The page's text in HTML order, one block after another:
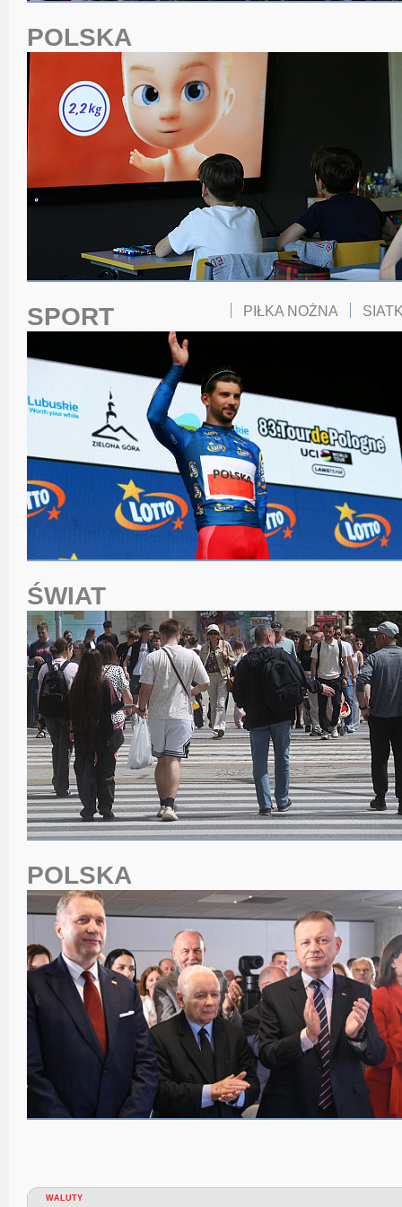
POLSKA
SPORT PIŁKA NOŻNA
ŚWIAT
POLSKA
WALUTY